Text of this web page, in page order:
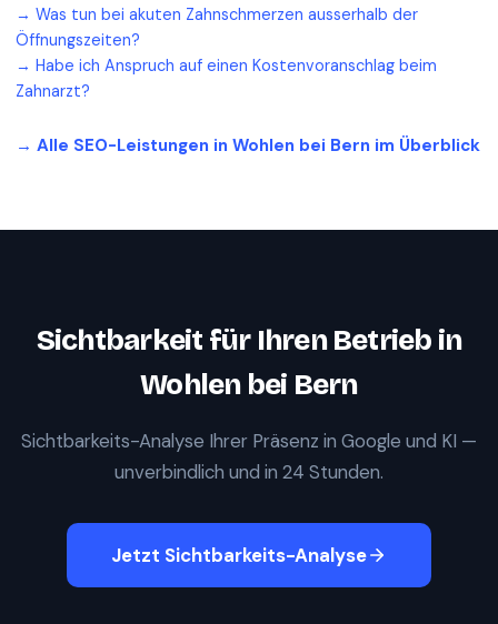
→ Was tun bei akuten Zahnschmerzen ausserhalb der
Öffnungszeiten?
→ Habe ich Anspruch auf einen Kostenvoranschlag beim
Zahnarzt?
→ Alle SEO-Leistungen in Wohlen bei Bern im Überblick
Sichtbarkeit für Ihren Betrieb in
Wohlen bei Bern
Sichtbarkeits-Analyse Ihrer Präsenz in Google und KI —
unverbindlich und in 24 Stunden.
Jetzt Sichtbarkeits-Analyse